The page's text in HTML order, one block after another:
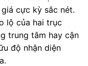
cực kỳ sắc nét.
lộ của hai trục
trung tâm hay cận
độ nhận diện